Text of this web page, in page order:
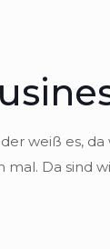
weiß es,
mal. Da sind